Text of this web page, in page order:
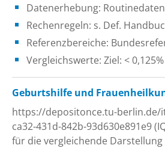
Datenerhebung: Routinedaten
Rechenregeln: s. Def.
Referenzbereiche:
Vergleichswerte: Ziel: < 0,125%
Geburtshilfe und
https://depositonce.tu-berlin.de/
ca32-431d-842b-93d630e891e9
für die vergleichende Darstellung